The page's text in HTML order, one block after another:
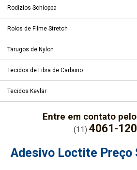
Rodízios Schioppa
Rolos de Filme Stretch
Tarugos de Nylon
Tecidos de Fibra de Carbono
Tecidos Kevlar
Entre em contato
(11) 4061-
Adesivo Loctite Preço